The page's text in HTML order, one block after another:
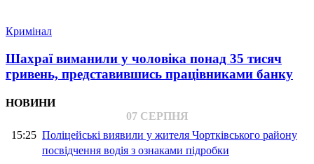
Кримінал
Шахраї виманили у чоловіка понад 35 тисяч
гривень, представившись працівниками банку
НОВИНИ
07 СЕРПНЯ
15:25 Поліцейські виявили у жителя Чортківського району
посвідчення водія з ознаками підробки